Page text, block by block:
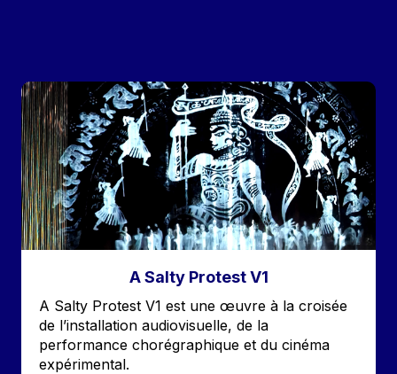
Image
A Salty Protest V1
Accroche
A Salty Protest V1 est une œuvre à la croisée
de l’installation audiovisuelle, de la
performance chorégraphique et du cinéma
expérimental.